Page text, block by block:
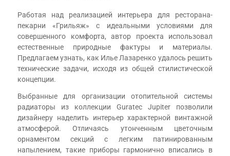
Работая над реализацией интерьера для ресторана-
пекарни «Грильяж» с идеальными условиями для
совершенного комфорта, автор проекта использовал
естественные природные фактуры и материалы.
Предлагаем узнать, как Илье Лазаренко удалось решить
технические задачи, исходя из общей стилистической
концепции.
Выбранные для организации отопительной системы
радиаторы из коллекции Guratec Jupiter позволили
дизайнеру наделить интерьер характерной винтажной
атмосферой. Отличаясь утонченным цветочным
орнаментом секций с легким патинированным
напылением, такие приборы гармонично вписались в